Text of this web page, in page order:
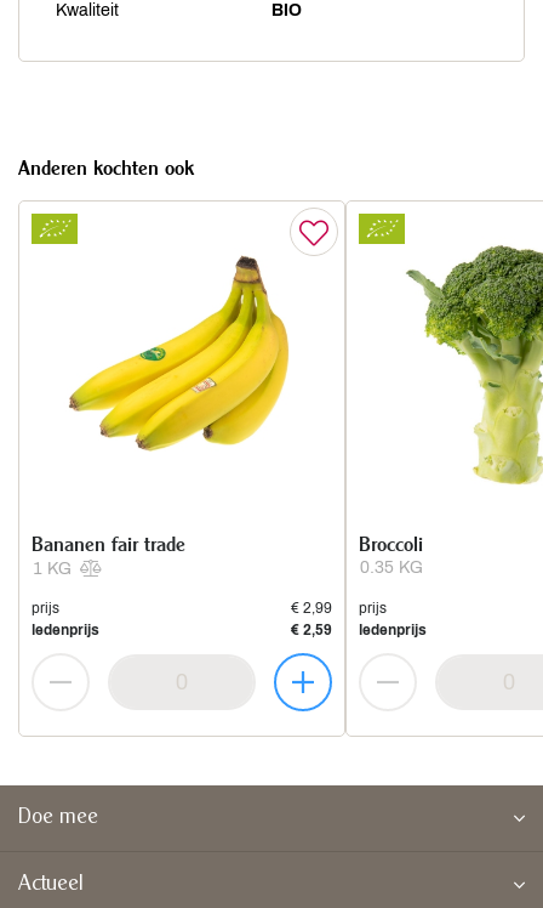
Kwaliteit BIO
Anderen kochten ook
1 KG
Bananen fair trade
prijs
€ 2,99
ledenprijs
€ 2,59
0.35 KG
Broccoli
prijs
ledenprijs
Doe mee
Actueel